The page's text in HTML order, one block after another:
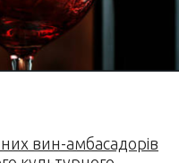
вин-амбасадорів